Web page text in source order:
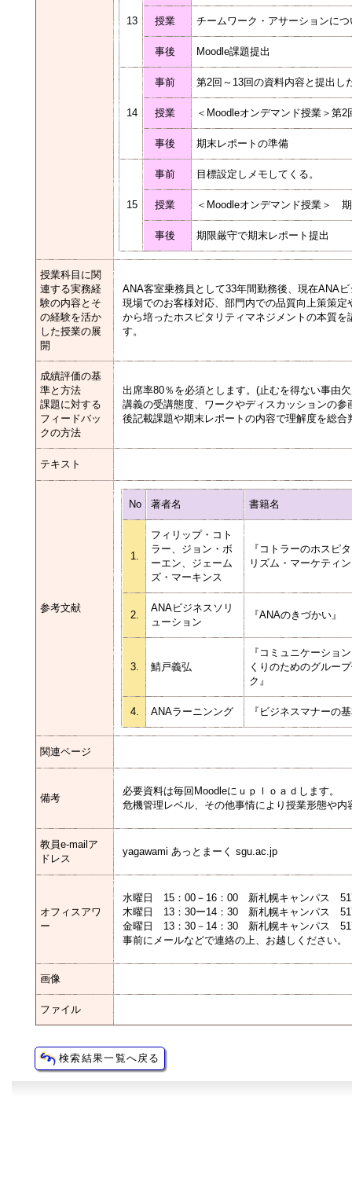
13 授業 チームワーク・アサーションに
事後 Moodle課題提出
14
事前 第2回～13回の資料内容と提出
授業 ＜Moodleオンデマンド授業＞第
事後 期末レポートの準備
15
事前 目標設定しメモしてくる。
授業 ＜Moodleオンデマンド授業＞
事後 期限厳守で期末レポート提出
授業科目に関
連する実務経
験の内容とそ
の経験を活か
した授業の展
開
ANA客室乗務員として33年間勤務後、現在ANA
現場でのお客様対応、部門内での品質向上策策
から培ったホスピタリティマネジメントの本質
す。
成績評価の基
準と方法
課題に対する
フィードバッ
クの方法
出席率80％を必須とします。(止むを得ない事由
講義の受講態度、ワークやディスカッションの
後記載課題や期末レポートの内容で理解度を総
テキスト
参考文献
No 著者名 書籍名
1.
フィリップ・コト
ラー、ジョン・ボ
ーエン、ジェーム
ズ・マーキンス
『コトラーのホスピ
リズム・マーケティ
2.
ANAビジネスソリ
ューション
『ANAのきづかい』
3. 鯖戸義弘
『コミュニケーショ
くりのためのグルー
ク』
4. ANAラーニンング 『ビジネスマナーの
関連ページ
備考
必要資料は毎回Moodleにｕｐｌｏａｄします。
危機管理レベル、その他事情により授業形態や
教員e-mailア
ドレス
yagawami あっとまーく sgu.ac.jp
オフィスアワ
ー
水曜日 15：00－16：00 新札幌キャンパス
木曜日 13：30ー14：30 新札幌キャンパス
金曜日 13：30－14：30 新札幌キャンパス
事前にメールなどで連絡の上、お越しください。
画像
ファイル